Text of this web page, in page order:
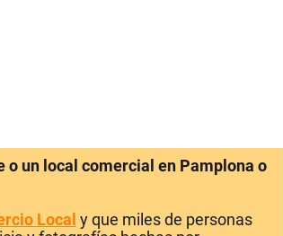
o un local comercial en Pamplona o
Local y que miles de personas